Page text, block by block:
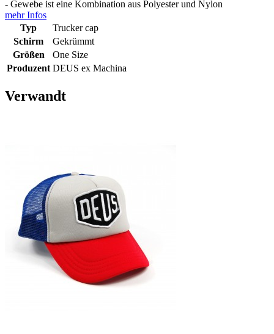
- Gewebe ist eine Kombination aus Polyester und Nylon
mehr Infos
Typ
Trucker cap
Schirm
Gekrümmt
Größen
One Size
Produzent DEUS ex Machina
Verwandt